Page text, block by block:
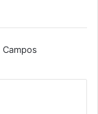
Campos